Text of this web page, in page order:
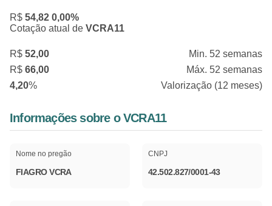
R$ 54,82 0,00%
Cotação atual de VCRA11
R$ 52,00
Min. 52 semanas
R$ 66,00
Máx. 52 semanas
4,20% Valorização (12 meses)
Informações sobre o VCRA11
Nome no pregão
FIAGRO VCRA
CNPJ
42.502.827/0001-43